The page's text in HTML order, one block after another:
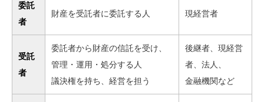
委託
者
財産を受託者に委託する人 現経営者
受託
者
委託者から財産の信託を受け、
管理・運用・処分する人
議決権を持ち、経営を担う
後継者、現経営
者、法人、
金融機関など